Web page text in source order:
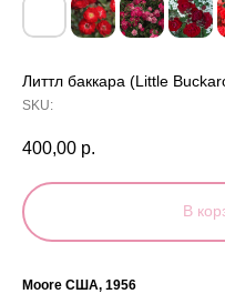
Литтл баккара (Little
SKU:
400,00 р.
В
Moore США, 1956